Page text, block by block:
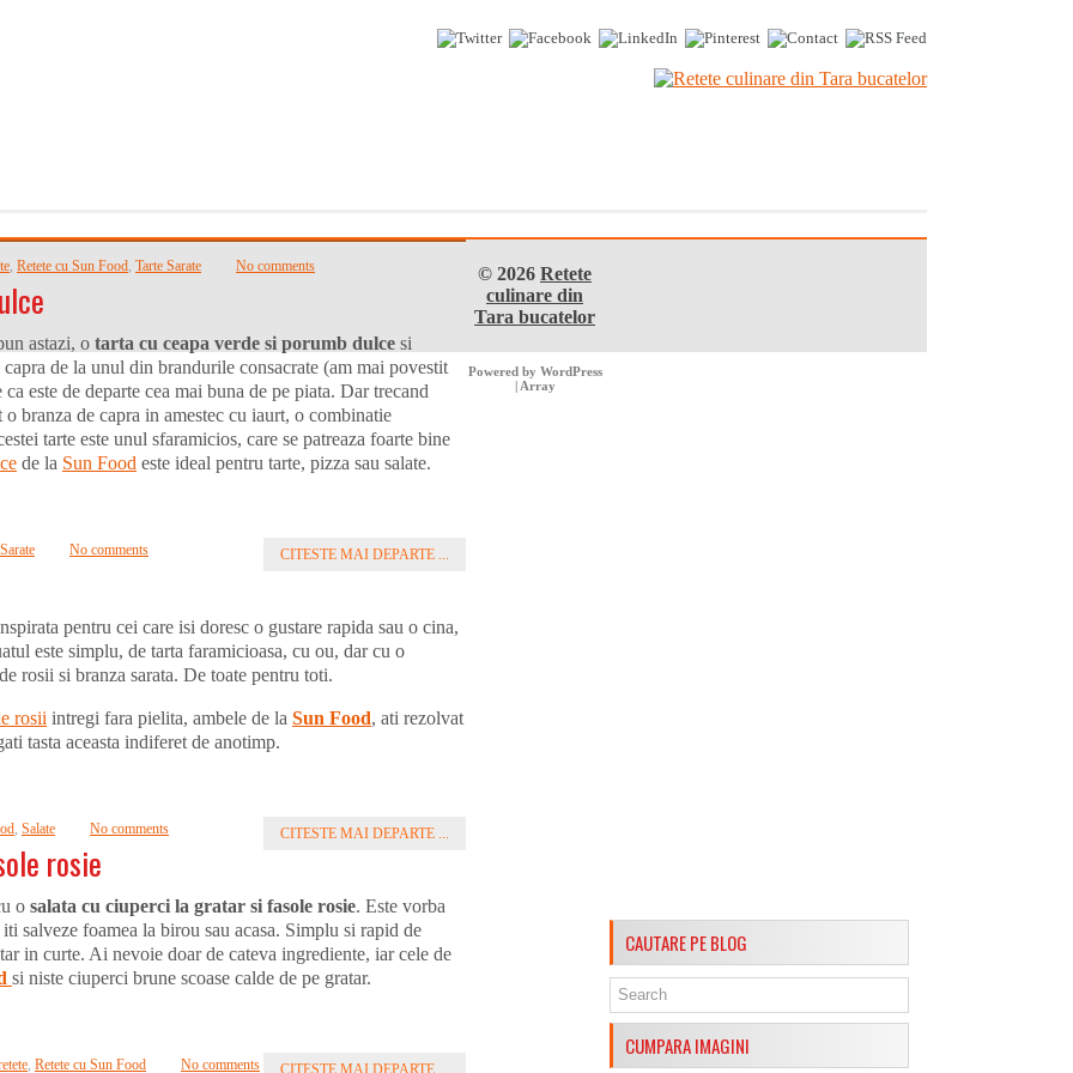
, Retete cu Sun Food, Tarte Sarate No comments
astazi, o tarta cu ceapa verde si porumb dulce si
de la unul din brandurile consacrate (am mai povestit
este de departe cea mai buna de pe piata. Dar trecand
o branza de capra in amestec cu iaurt, o combinatie
tarte este unul sfaramicios, care se patreaza foarte bine
de la Sun Food este ideal pentru tarte, pizza sau salate.
CITESTE MAI DEPARTE ...
No comments
pentru cei care isi doresc o gustare rapida sau o cina,
este simplu, de tarta faramicioasa, cu ou, dar cu o
rosii si branza sarata. De toate pentru toti.
rosii intregi fara pielita, ambele de la Sun Food, ati rezolvat
tasta aceasta indiferet de anotimp.
CITESTE MAI DEPARTE ...
, Salate No comments
rosie
o salata cu ciuperci la gratar si fasole rosie. Este vorba
salveze foamea la birou sau acasa. Simplu si rapid de
in curte. Ai nevoie doar de cateva ingrediente, iar cele de
si niste ciuperci brune scoase calde de pe gratar.
CITESTE MAI DEPARTE ...
, Retete cu Sun Food No comments
CAUTARE PE BLOG
CUMPARA IMAGINI
© 2026 Retete
culinare din
Tara bucatelor
Powered by WordPress
| Array